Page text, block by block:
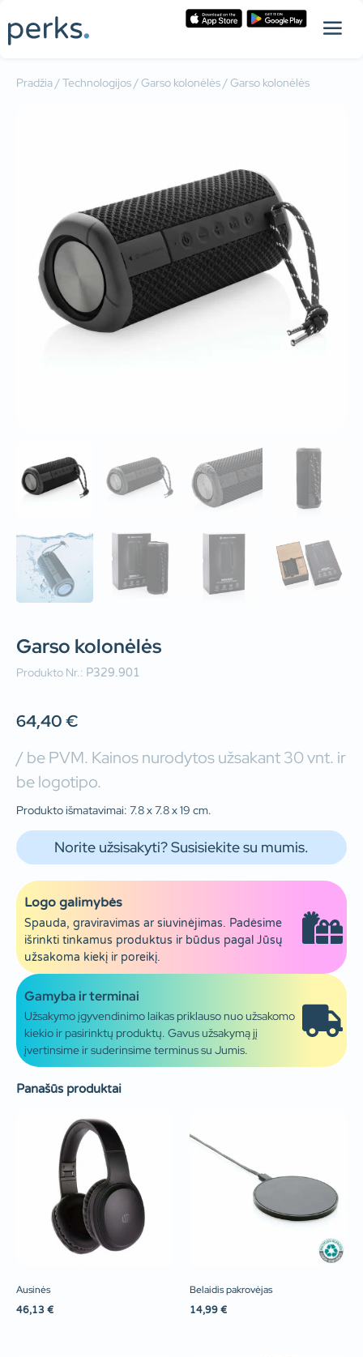
Pradžia/Technologijos/Garso kolonėlės/ Garso kolonėlės
Garso kolonėlės
Produkto Nr.: P329.901
64,40€
/ be PVM. Kainos nurodytos užsakant 30 vnt. ir
be logotipo.
Produkto išmatavimai: 7.8 x 7.8 x 19 cm.
Norite užsisakyti? Susisiekite su mumis.
Logo galimybės
Spauda, graviravimas ar siuvinėjimas. Padėsime
išrinkti tinkamus produktus ir būdus pagal Jūsų
užsakoma kiekį ir poreikį.
Gamyba ir terminai
Užsakymo įgyvendinimo laikas priklauso nuo užsakomo
kiekio ir pasirinktų produktų. Gavus užsakymą jį
įvertinsime ir suderinsime terminus su Jumis.
Panašūs produktai
Ausinės
46,13 €
Belaidis pakrovėjas
14,99 €